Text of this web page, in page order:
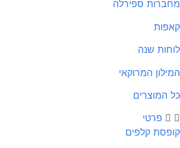
ספירלה
שנה
המרוקאי
המוצרים
פרטי
קלפים